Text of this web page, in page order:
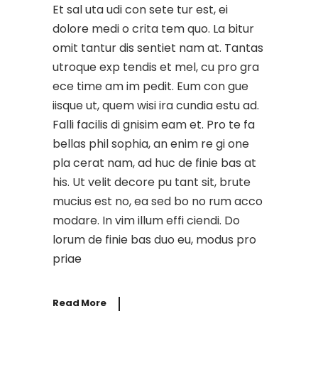
Et sal uta udi con sete tur est, ei
dolore medi o crita tem quo. La bitur
omit tantur dis sentiet nam at. Tantas
utroque exp tendis et mel, cu pro gra
ece time am im pedit. Eum con gue
iisque ut, quem wisi ira cundia estu ad.
Falli facilis di gnisim eam et. Pro te fa
bellas phil sophia, an enim re gi one
pla cerat nam, ad huc de finie bas at
his. Ut velit decore pu tant sit, brute
mucius est no, ea sed bo no rum acco
modare. In vim illum effi ciendi. Do
lorum de finie bas duo eu, modus pro
priae
Read More